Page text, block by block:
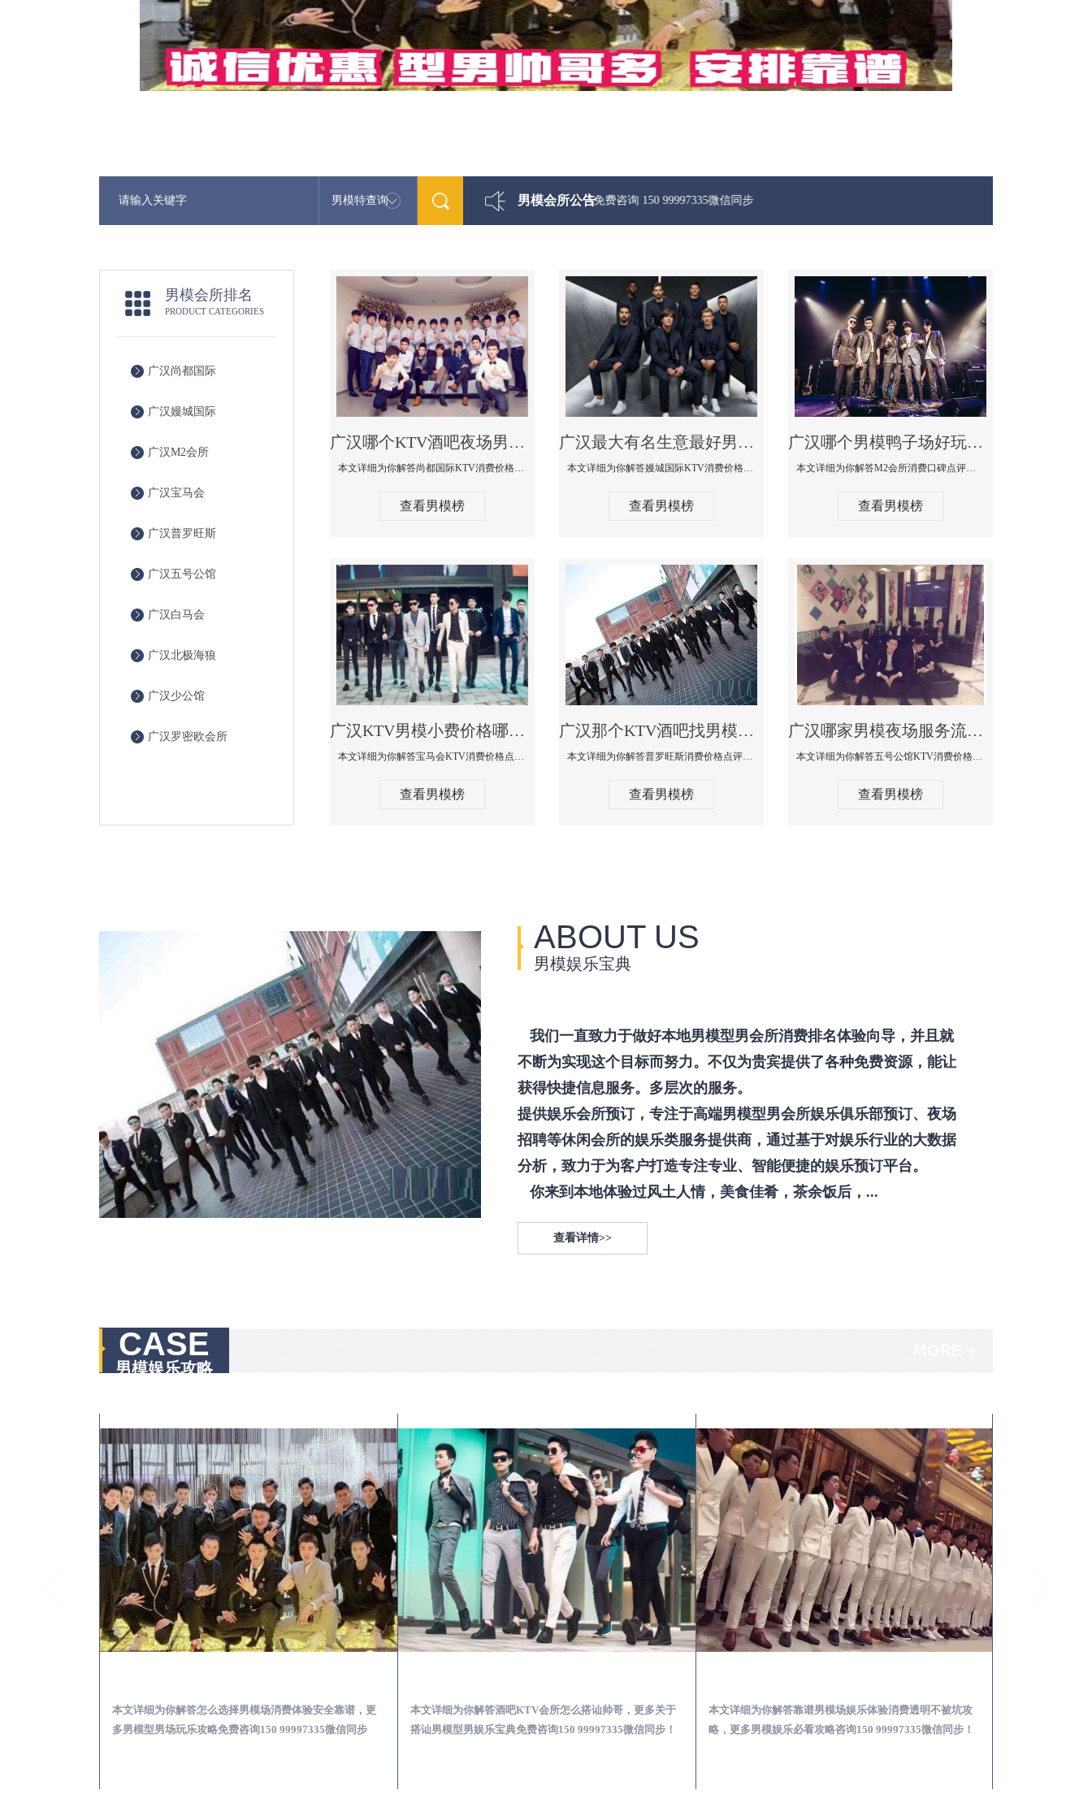
男模特查询 男模会所公告
最新男模娱乐资讯免费咨询 150 99997335微信同步
男模会所排名
PRODUCT CATEGORIES
广汉尚都国际
广汉嫚城国际
广汉M2会所
广汉宝马会
广汉普罗旺斯
广汉五号公馆
广汉白马会
广汉北极海狼
广汉少公馆
广汉罗密欧会所
广汉哪个KTV酒吧夜场男模公关型男最帅-尚都国际KTV消费价格点评
本文详细为你解答尚都国际KTV消费价格点评，更多关于哪个KTV酒吧夜场男模公关型男最帅免费咨询150 99997335微信同步
查看男模榜
广汉最大有名生意最好男模少爷场KTV体验-嫚城国际KTV消费价格点评
本文详细为你解答嫚城国际KTV消费价格口碑点评，更多关于最大有名生意最好男模少爷场KTV体验免费咨询150 99997335微信同步！
查看男模榜
广汉哪个男模鸭子场好玩陪酒服务好-M2会所KTV消费口碑点评
本文详细为你解答M2会所消费口碑点评，更多关于哪个男模鸭子场好玩陪酒服务好免费咨询150 99997335微信同步！
查看男模榜
广汉KTV男模小费价格哪家便宜-宝马会KTV消费口碑点评
本文详细为你解答宝马会KTV消费价格点评，更多关于KTV男模小费价格哪家便宜免费咨询150 99997335微信同步！
查看男模榜
广汉那个KTV酒吧找男模帅哥男妓多-普罗旺斯KTV真实口碑点评
本文详细为你解答普罗旺斯消费价格点评，更多关于那个KTV酒吧找男模帅哥最多免费咨询150 99997335微信同步！
查看男模榜
广汉哪家男模夜场服务流程全面-五号公馆KTV消费价格点评
本文详细为你解答五号公馆KTV消费价格，更多关于哪家男模夜场服务流程全面免费咨询150 99997335微信同步！
查看男模榜
ABOUT US
男模娱乐宝典
我们一直致力于做好本地男模型男会所消费排名体验向导，并且就
不断为实现这个目标而努力。不仅为贵宾提供了各种免费资源，能让
获得快捷信息服务。多层次的服务。
提供娱乐会所预订，专注于高端男模型男会所娱乐俱乐部预订、夜场
招聘等休闲会所的娱乐类服务提供商，通过基于对娱乐行业的大数据
分析，致力于为客户打造专注专业、智能便捷的娱乐预订平台。
你来到本地体验过风土人情，美食佳肴，茶余饭后，...
查看详情>>
CASE
男模娱乐攻略
本文详细为你解答怎么选择男模场消费体验安全靠谱，更
多男模型男场玩乐攻略免费咨询150 99997335微信同步
本文详细为你解答酒吧KTV会所怎么搭讪帅哥，更多关于
搭讪男模型男娱乐宝典免费咨询150 99997335微信同步！
本文详细为你解答靠谱男模场娱乐体验消费透明不被坑攻
略，更多男模娱乐必看攻略咨询150 99997335微信同步！